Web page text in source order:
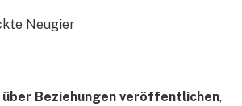
Neugier
Beziehungen veröffentlichen,